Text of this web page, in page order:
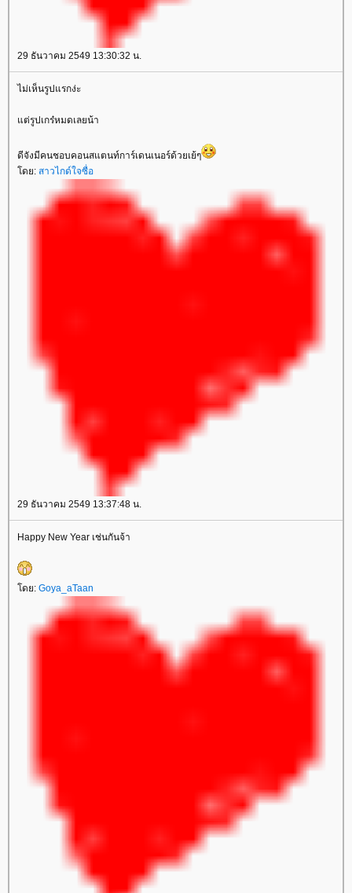
29 ธันวาคม 2549 13:30:32 น.
ไม่เห็นรูปแรกง่ะ
ต่รูปเกร๋หมดเลยน้า
ดีจังมีคนชอบคอนสแตนท์การ์เดนเนอร์ด้วยเย้ๆ
ดย: สาวไกด์ใจซื่อ
29 ธันวาคม 2549 13:37:48 น.
Happy New Year เช่นกันจ้า
ดย: Goya_aTaan